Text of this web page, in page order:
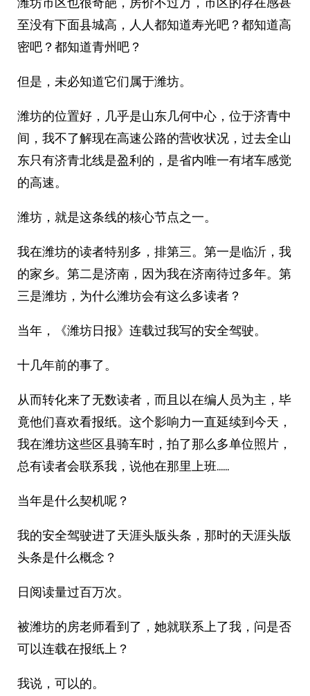
至没有下面县城高，人人都知道寿光吧？都知道高
密吧？都知道青州吧？
但是，未必知道它们属于潍坊。
潍坊的位置好，几乎是山东几何中心，位于济青中
间，我不了解现在高速公路的营收状况，过去全山
东只有济青北线是盈利的，是省内唯一有堵车感觉
的高速。
潍坊，就是这条线的核心节点之一。
我在潍坊的读者特别多，排第三。第一是临沂，我
的家乡。第二是济南，因为我在济南待过多年。第
三是潍坊，为什么潍坊会有这么多读者？
当年，《潍坊日报》连载过我写的安全驾驶。
十几年前的事了。
从而转化来了无数读者，而且以在编人员为主，毕
竟他们喜欢看报纸。这个影响力一直延续到今天，
我在潍坊这些区县骑车时，拍了那么多单位照片，
总有读者会联系我，说他在那里上班……
当年是什么契机呢？
我的安全驾驶进了天涯头版头条，那时的天涯头版
头条是什么概念？
日阅读量过百万次。
被潍坊的房老师看到了，她就联系上了我，问是否
可以连载在报纸上？
我说，可以的。